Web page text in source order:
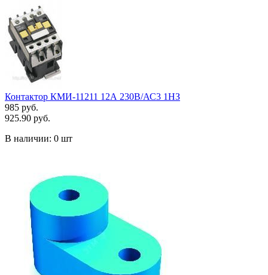
Контактор КМИ-11211 12А 230В/АС3 1HЗ
985 руб.
925.90 руб.
В наличии: 0 шт